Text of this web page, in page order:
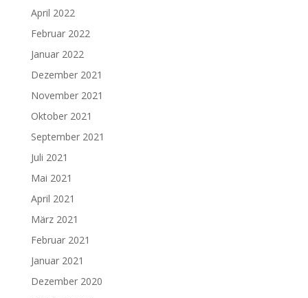
April 2022
Februar 2022
Januar 2022
Dezember 2021
November 2021
Oktober 2021
September 2021
Juli 2021
Mai 2021
April 2021
März 2021
Februar 2021
Januar 2021
Dezember 2020